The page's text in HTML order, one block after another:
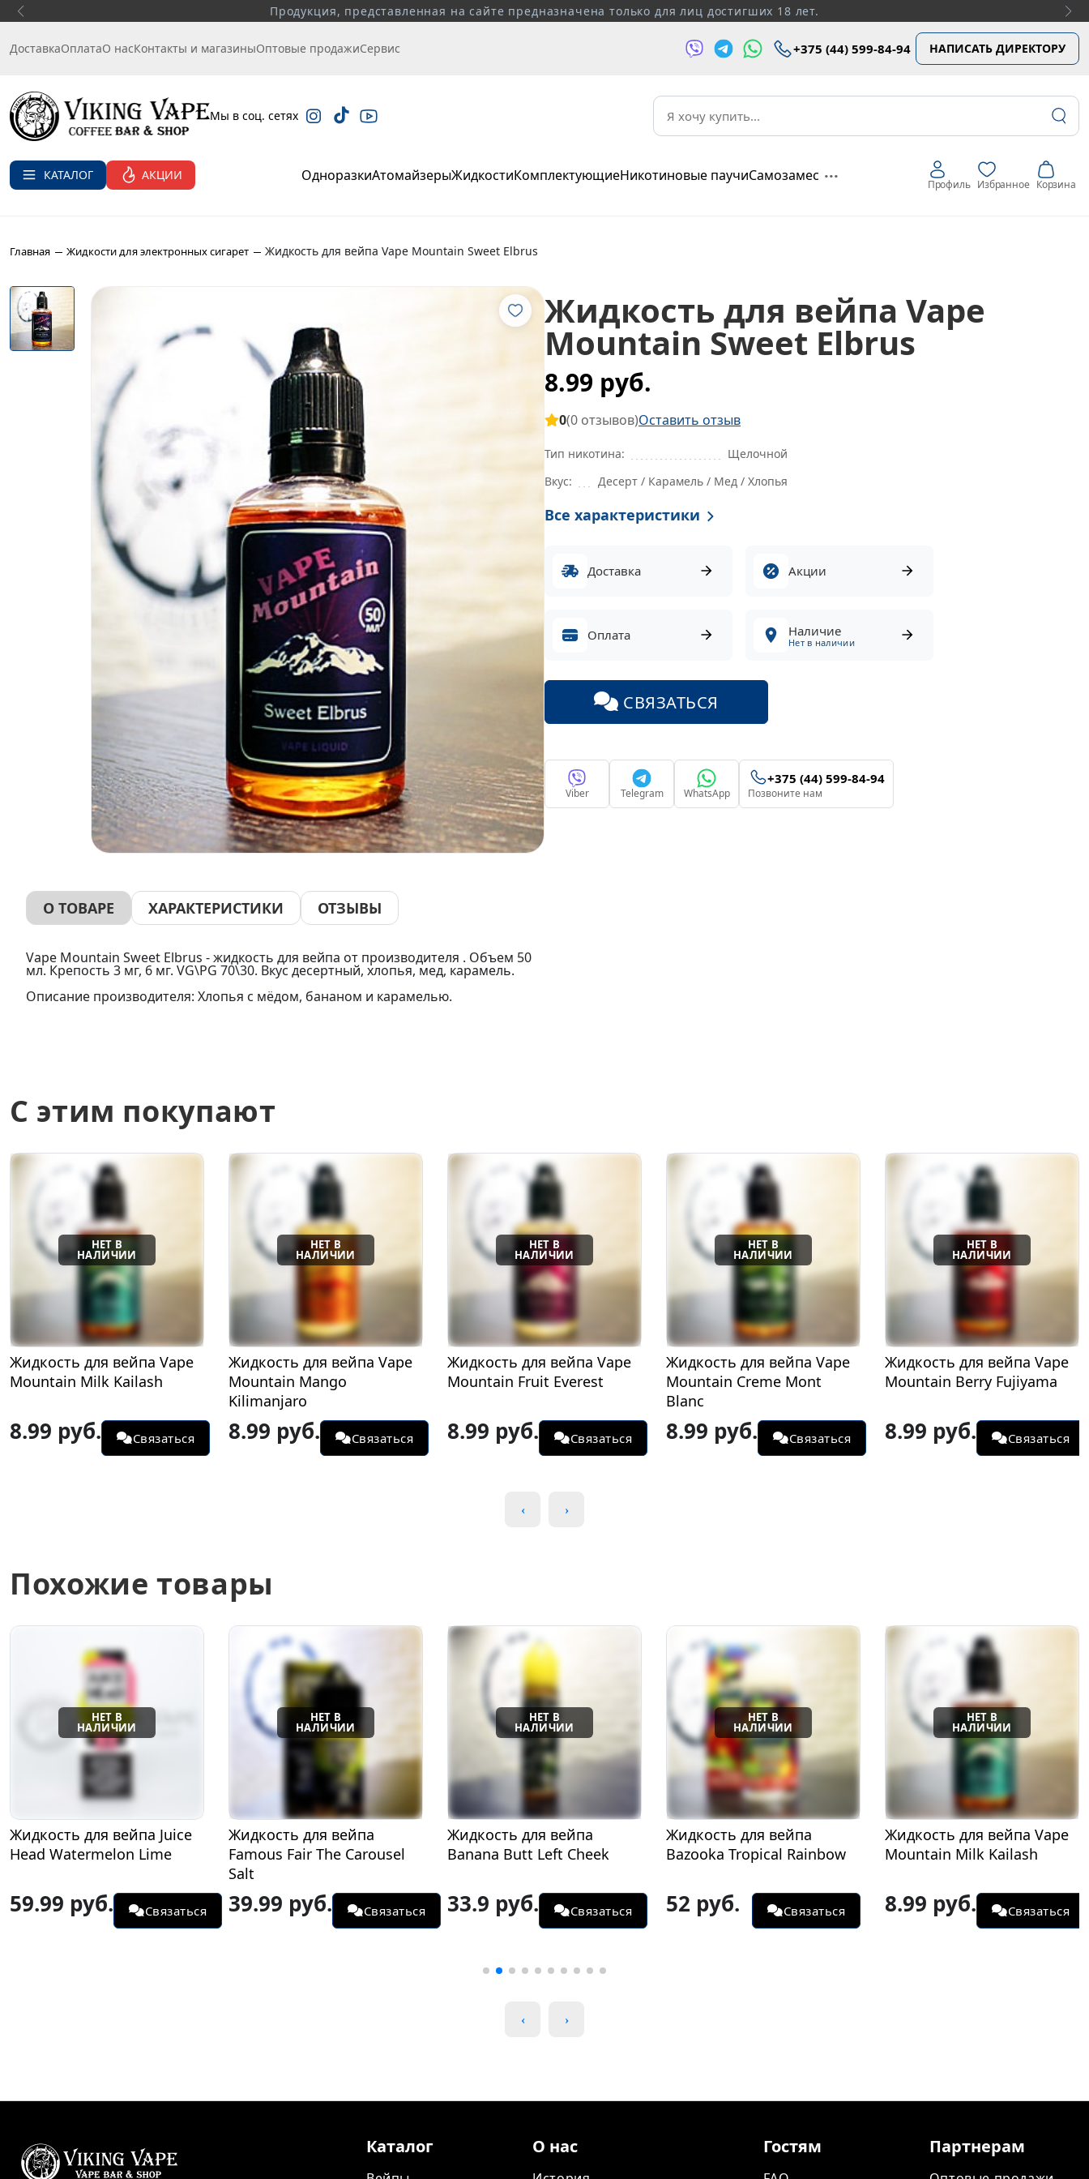
Продукция, представленная на сайте предназначена только для лиц достигших 18 лет.
ДоставкаОплатаО насКонтакты и магазиныОптовые продажиСервис +375 (44) 599-84-94 НАПИСАТЬ ДИРЕКТОРУ
Мы в соц. сетях
КАТАЛОГ АКЦИИ ОдноразкиАтомайзерыЖидкостиКомплектующиеНикотиновые паучиСамозамес ...
Профиль Избранное Корзина
Главная Жидкости для электронных сигарет Жидкость для вейпа Vape Mountain Sweet Elbrus
О ТОВАРЕ ХАРАКТЕРИСТИКИ ОТЗЫВЫ
Vape Mountain Sweet Elbrus - жидкость для вейпа от производителя . Объем 50
мл. Крепость 3 мг, 6 мг. VG\PG 70\30. Вкус десертный, хлопья, мед, карамель.
Описание производителя: Хлопья с мёдом, бананом и карамелью.
Жидкость для вейпа Vape
Mountain Sweet Elbrus
8.99 руб.
0(0 отзывов)Оставить отзыв
Тип никотина:
Щелочной
Вкус:
Десерт / Карамель / Мед / Хлопья
Все характеристики
Доставка Акции
Оплата Наличие
Нет в наличии
СВЯЗАТЬСЯ
Viber Telegram WhatsApp
+375 (44) 599-84-94
Позвоните нам
С этим покупают
Жидкость для вейпа Vape
Mountain Milk Kailash
8.99 руб. Связаться
Жидкость для вейпа Vape
Mountain Mango
Kilimanjaro
8.99 руб. Связаться
Жидкость для вейпа Vape
Mountain Fruit Everest
8.99 руб. Связаться
Жидкость для вейпа Vape
Mountain Creme Mont
Blanc
8.99 руб. Связаться
Жидкость для вейпа Vape
Mountain Berry Fujiyama
8.99 руб. Связаться
Похожие товары
Жидкость для вейпа Juice
Head Watermelon Lime
59.99 руб. Связаться
Жидкость для вейпа
Famous Fair The Carousel
Salt
39.99 руб. Связаться
Жидкость для вейпа
Banana Butt Left Cheek
33.9 руб. Связаться
Жидкость для вейпа
Bazooka Tropical Rainbow
52 руб. Связаться
Жидкость для вейпа Vape
Mountain Milk Kailash
8.99 руб. Связаться
Каталог О нас Гостям Партнерам